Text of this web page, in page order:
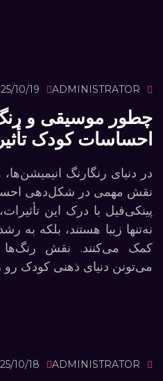
ADMINISTRATOR
10/19
چطور موسیقی و
احساسات کودک
در دنیای رنگارنگ
نقش مهمی در شکل‌دهی
پینکی‌فیل با درک این
نه‌تنها زیبا هستند، بلکه به
کمک می‌کنند. نقش رنگ‌ها
می‌تونن دنیای ذهنی کودک
ADMINISTRATOR
10/18